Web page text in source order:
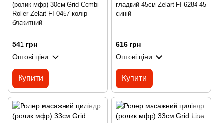
(ролик мфр) 30см Grid Combi
Roller Zelart FI-0457 колір
блакитний
541 грн
Оптові ціни
Купити
гладкий 45см Zelart FI-6284-45
синій
616 грн
Оптові ціни
Купити